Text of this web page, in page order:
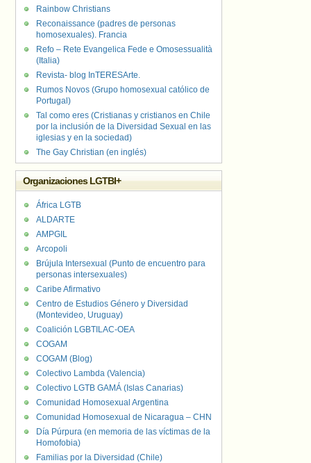
Rainbow Christians
Reconaissance (padres de personas
homosexuales). Francia
Refo – Rete Evangelica Fede e Omosessualità
(Italia)
Revista- blog InTERESArte.
Rumos Novos (Grupo homosexual católico de
Portugal)
Tal como eres (Cristianas y cristianos en Chile
por la inclusión de la Diversidad Sexual en las
iglesias y en la sociedad)
The Gay Christian (en inglés)
Organizaciones LGTBI+
África LGTB
ALDARTE
AMPGIL
Arcopoli
Brújula Intersexual (Punto de encuentro para
personas intersexuales)
Caribe Afirmativo
Centro de Estudios Género y Diversidad
(Montevideo, Uruguay)
Coalición LGBTILAC-OEA
COGAM
COGAM (Blog)
Colectivo Lambda (Valencia)
Colectivo LGTB GAMÁ (Islas Canarias)
Comunidad Homosexual Argentina
Comunidad Homosexual de Nicaragua – CHN
Día Púrpura (en memoria de las víctimas de la
Homofobia)
Familias por la Diversidad (Chile)